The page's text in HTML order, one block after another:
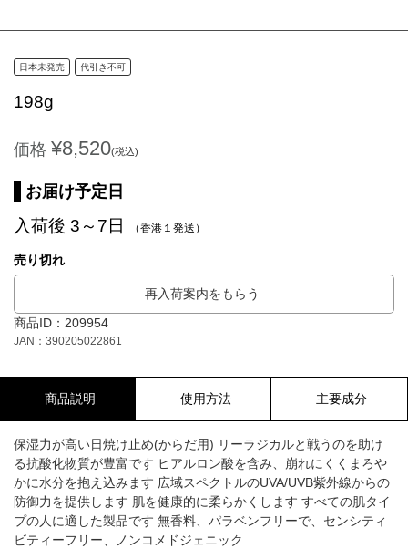
日本未発売 代引き不可
198g
価格 ¥8,520(税込)
お届け予定日
入荷後 3～7日 （香港１発送）
売り切れ
再入荷案内をもらう
商品ID：209954
JAN：390205022861
商品説明 使用方法 主要成分
保湿力が高い日焼け止め(からだ用) リーラジカルと戦うのを助け
る抗酸化物質が豊富です ヒアルロン酸を含み、崩れにくくまろや
かに水分を抱え込みます 広域スペクトルのUVA/UVB紫外線からの
防御力を提供します 肌を健康的に柔らかくします すべての肌タイ
プの人に適した製品です 無香料、パラベンフリーで、センシティ
ビティーフリー、ノンコメドジェニック